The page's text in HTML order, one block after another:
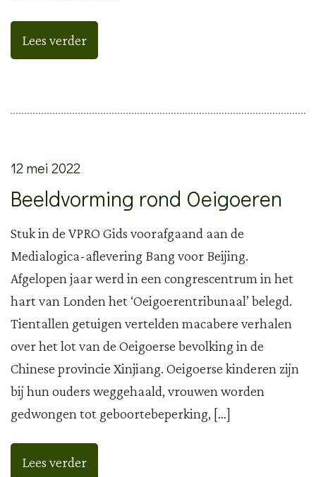
Lees verder
12 mei 2022
Beeldvorming rond Oeigoeren
Stuk in de VPRO Gids voorafgaand aan de
Medialogica-aflevering Bang voor Beijing.
Afgelopen jaar werd in een congrescentrum in het
hart van Londen het ‘Oeigoerentribunaal’ belegd.
Tientallen getuigen vertelden macabere verhalen
over het lot van de Oeigoerse bevolking in de
Chinese provincie Xinjiang. Oeigoerse kinderen zijn
bij hun ouders weggehaald, vrouwen worden
gedwongen tot geboortebeperking, […]
Lees verder